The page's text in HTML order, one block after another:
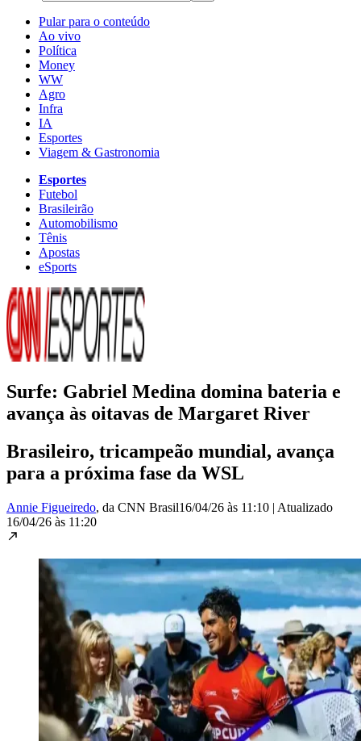
Pular para o conteúdo
Ao vivo
Política
Money
WW
Agro
Infra
IA
Esportes
Viagem & Gastronomia
Esportes
Futebol
Brasileirão
Automobilismo
Tênis
Apostas
eSports
Surfe: Gabriel Medina domina bateria e
avança às oitavas de Margaret River
Brasileiro, tricampeão mundial, avança
para a próxima fase da WSL
Annie Figueiredo, da CNN Brasil16/04/26 às 11:10 | Atualizado
16/04/26 às 11:20